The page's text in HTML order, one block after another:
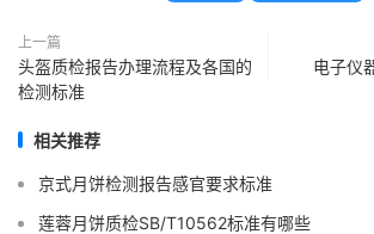
上一篇
头盔质检报告办理流程及各国的
检测标准
电子仪
相关推荐
京式月饼检测报告感官要求标准
莲蓉月饼质检SB/T10562标准有哪些